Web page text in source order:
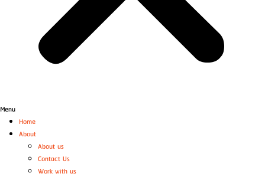
Menu
Home
About
About us
Contact Us
Work with us